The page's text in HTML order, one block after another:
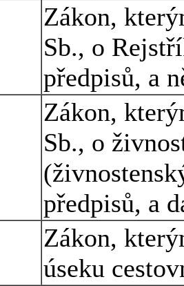
Zákon,
Sb., o
předpisů, a
Zákon,
Sb., o
předpisů, a
Zákon,
úseku